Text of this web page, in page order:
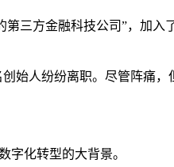
三方金融科技公司”，加
始人纷纷离职。尽管阵痛，
字化转型的大背景。